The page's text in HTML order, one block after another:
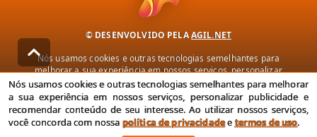
© DESENVOLVIDO PELAAGIL.NET
Nós usamos cookies e outras tecnologias semelhantes para
melhorar a sua experiência em nossos serviços, personalizar
publicidade e recomendar conteúdo de seu interesse. Ao utilizar
nossos serviços, você concorda com nossa política de privacidade e
termos de uso.
Política de Privacidade Termos de uso
Nós usamos cookies e outras tecnologias semelhantes para melhorar
a sua experiência em nossos serviços, personalizar publicidade e
recomendar conteúdo de seu interesse. Ao utilizar nossos serviços,
você concorda com nossa política de privacidadeetermos de uso.